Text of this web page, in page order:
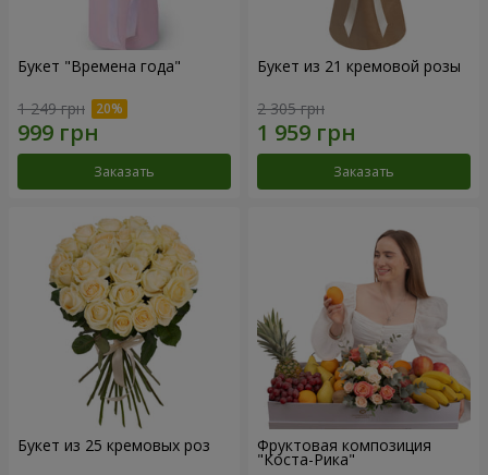
Букет "Времена года"
1 249 грн
Заказать
Букет из 21 кремовой розы
2 305 грн
Заказать
Букет из 25 кремовых роз Фруктовая композиция
"Коста-Рика"